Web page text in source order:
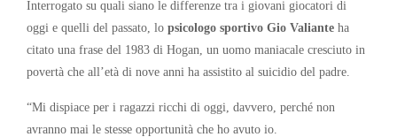
Interrogato su quali siano le differenze tra i giovani giocatori di
oggi e quelli del passato, lo psicologo sportivo Gio Valiante ha
citato una frase del 1983 di Hogan, un uomo maniacale cresciuto in
povertà che all’età di nove anni ha assistito al suicidio del padre.
“Mi dispiace per i ragazzi ricchi di oggi, davvero, perché non
avranno mai le stesse opportunità che ho avuto io.